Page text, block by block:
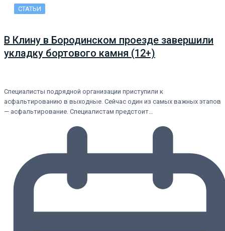
СТАТЬИ
В Клину в Бородинском проезде завершили
укладку бортового камня (12+)
Специалисты подрядной организации приступили к
асфальтированию в выходные. Сейчас один из самых важных этапов
— асфальтирование. Специалистам предстоит…